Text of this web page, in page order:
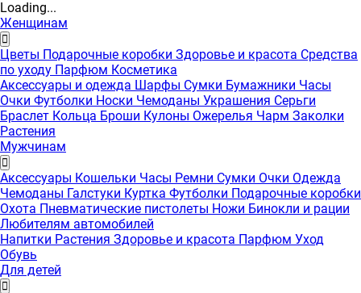
Loading...
Женщинам
Цветы Подарочные коробки Здоровье и красота Средства
по уходу Парфюм Косметика
Аксессуары и одежда Шарфы Сумки Бумажники Часы
Очки Футболки Носки Чемоданы Украшения Серьги
Браслет Кольца Броши Кулоны Ожерелья Чарм Заколки
Растения
Мужчинам
Аксессуары Кошельки Часы Ремни Сумки Очки Одежда
Чемоданы Галстуки Куртка Футболки Подарочные коробки
Охота Пневматические пистолеты Ножи Бинокли и рации
Любителям автомобилей
Напитки Растения Здоровье и красота Парфюм Уход
Обувь
Для детей